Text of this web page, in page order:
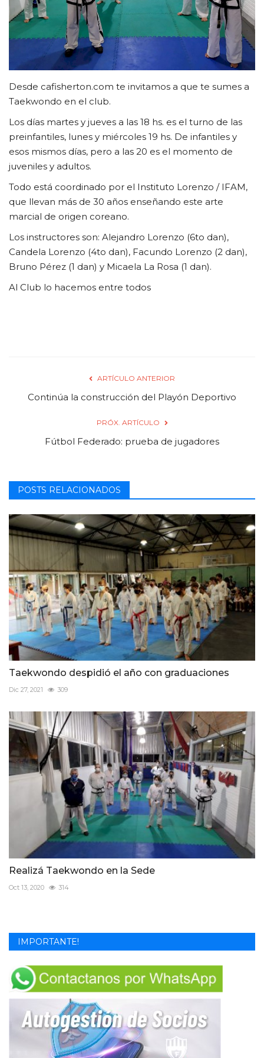
CLUB DE BENEFICIOS
Contacto
Desde cafisherton.com te invitamos a que te sumes a
Taekwondo en el club.
Los días martes y jueves a las 18 hs. es el turno de las
preinfantiles, lunes y miércoles 19 hs. De infantiles y
esos mismos días, pero a las 20 es el momento de
juveniles y adultos.
Todo está coordinado por el Instituto Lorenzo / IFAM,
que llevan más de 30 años enseñando este arte
marcial de origen coreano.
Los instructores son: Alejandro Lorenzo (6to dan),
Candela Lorenzo (4to dan), Facundo Lorenzo (2 dan),
Bruno Pérez (1 dan) y Micaela La Rosa (1 dan).
Al Club lo hacemos entre todos
ARTÍCULO ANTERIOR
Continúa la construcción del Playón Deportivo
PRÓX. ARTÍCULO
Fútbol Federado: prueba de jugadores
POSTS RELACIONADOS
Taekwondo despidió el año con graduaciones
Dic 27, 2021 309
Realizá Taekwondo en la Sede
Oct 13, 2020 314
IMPORTANTE!